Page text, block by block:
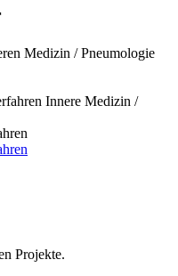
Projekte.